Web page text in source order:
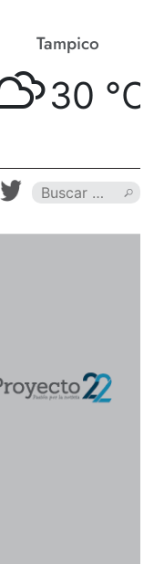
Tampico
30 ° C